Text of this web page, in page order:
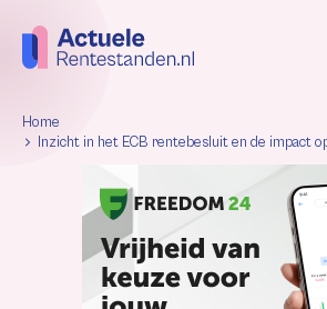
Home
Inzicht in het ECB rentebesluit en de impact